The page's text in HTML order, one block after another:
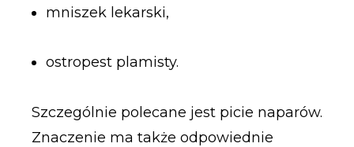
mniszek lekarski,
ostropest plamisty.
Szczególnie polecane jest picie naparów.
Znaczenie ma także odpowiednie